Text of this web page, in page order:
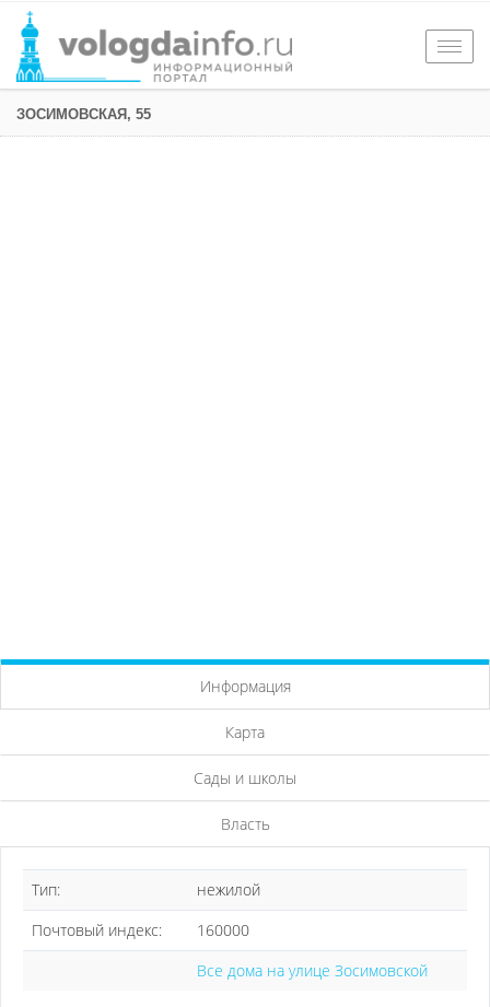
ЗОСИМОВСКАЯ, 55
Информация
Карта
Сады и школы
Власть
Тип:
нежилой
Почтовый индекс:
160000
Все дома на улице Зосимовской